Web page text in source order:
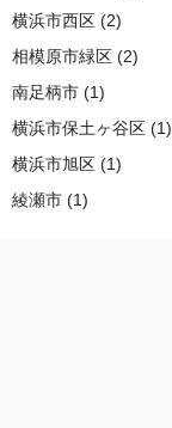
横浜市西区 (2)
相模原市緑区 (2)
南足柄市 (1)
横浜市保土ヶ谷区 (1)
横浜市旭区 (1)
綾瀬市 (1)